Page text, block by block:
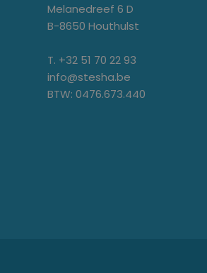
Melanedreef 6 D
B-8650 Houthulst
T. +32 51 70 22 93
info@stesha.be
BTW: 0476.673.440